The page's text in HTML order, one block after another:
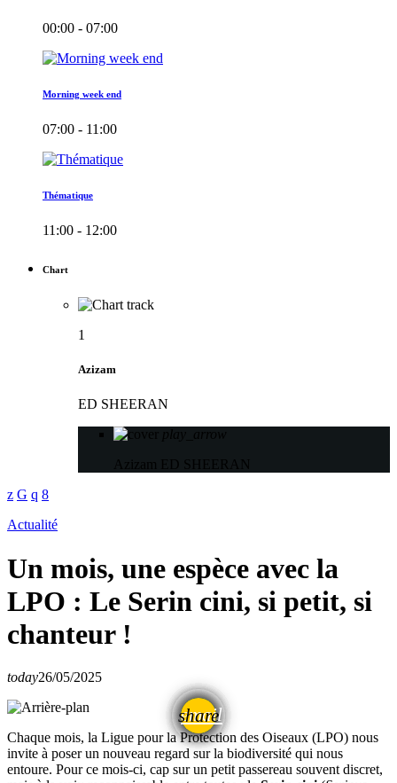
00:00 - 07:00
Morning week end
07:00 - 11:00
Thématique
11:00 - 12:00
Chart
1
Azizam
ED SHEERAN
play_arrow
Azizam
ED SHEERAN
Actualité
Un mois, une espèce avec la
LPO : Le Serin cini, si petit, si
chanteur !
today26/05/2025
share
email
Chaque mois, la Ligue pour la Protection des Oiseaux (LPO) nous
invite à poser un nouveau regard sur la biodiversité qui nous
entoure. Pour ce mois-ci, cap sur un petit passereau souvent discret,